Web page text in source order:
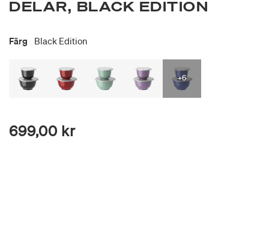
DELAR, BLACK EDITION
Färg Black Edition
+6
699,00 kr